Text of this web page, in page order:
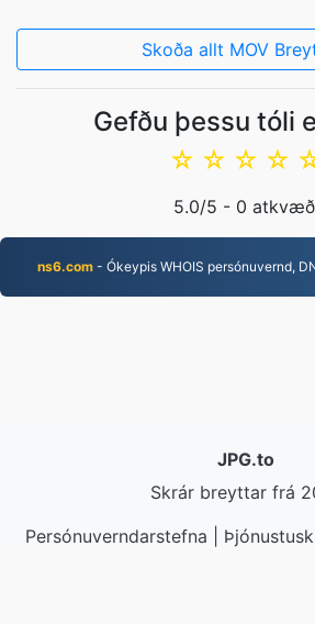
Skoða allt MOV
Gefðu þessu tóli
☆
☆
☆
☆
5.0/5 - 0
ns6.com- Ókeypis WHOIS persónuvernd,
JPG.to
Skrár breyttar frá
Persónuverndarstefna